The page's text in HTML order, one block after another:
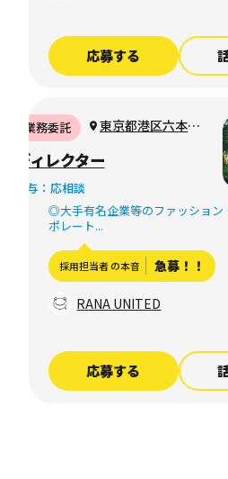
応募する
業務委託
東京都港区六本木7
SevenRoppongi（リ
ディレクター
給与：応相談
◎大手有名企業等のファッション
ポレート...
採用担当者 の本音 急募！！
RANA UNITED
応募する